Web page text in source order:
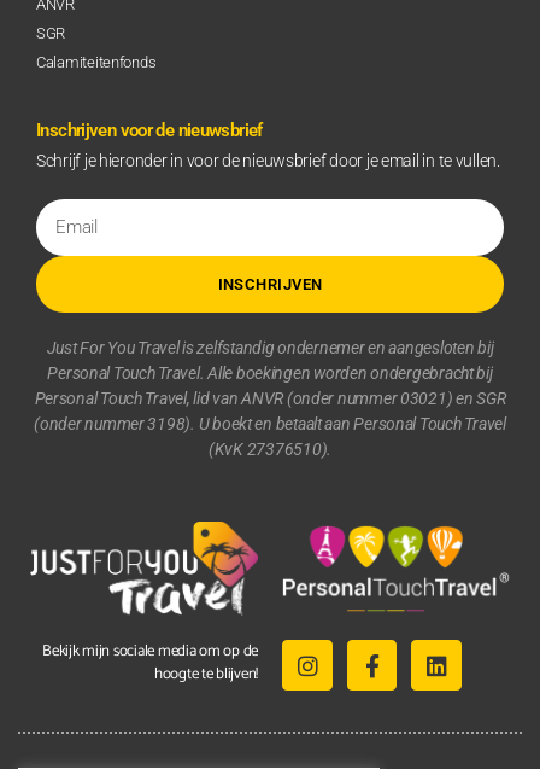
ANVR
SGR
Calamiteitenfonds
Inschrijven voor de nieuwsbrief
Schrijf je hieronder in voor de nieuwsbrief door je email in te vullen.
INSCHRIJVEN
Just For You Travel is zelfstandig ondernemer en aangesloten bij
Personal Touch Travel. Alle boekingen worden ondergebracht bij
Personal Touch Travel, lid van ANVR (onder nummer 03021) en SGR
(onder nummer 3198). U boekt en betaalt aan Personal Touch Travel
(KvK 27376510).
Bekijk mijn sociale media om op de
hoogte te blijven!